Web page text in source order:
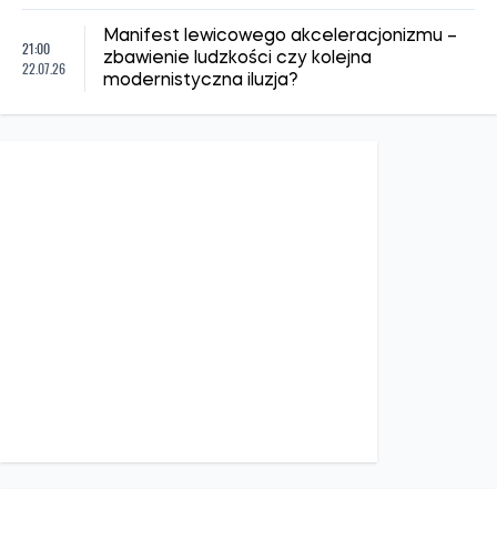
21:00
22.07.26
Manifest lewicowego akceleracjonizmu –
zbawienie ludzkości czy kolejna
modernistyczna iluzja?